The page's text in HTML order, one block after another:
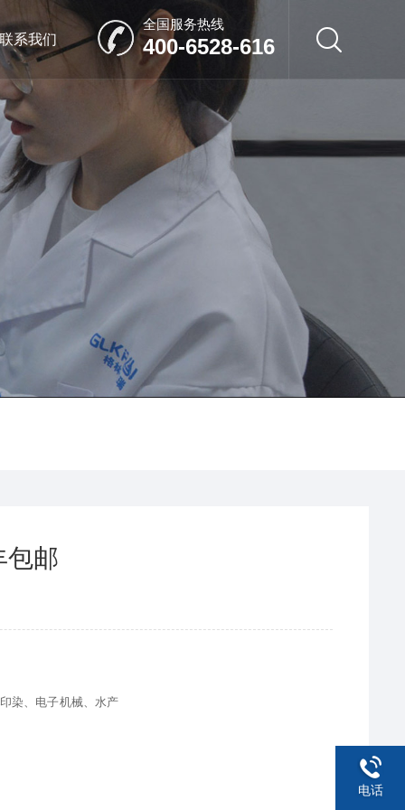
系我们
全国服务热线
400-6528-616
包邮
染、电子机械、水产
电话